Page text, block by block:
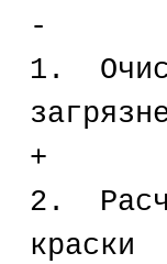
-
1.
+
2.